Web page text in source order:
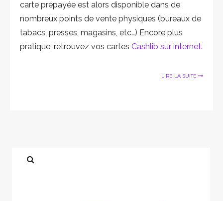
carte prépayée est alors disponible dans de
nombreux points de vente physiques (bureaux de
tabacs, presses, magasins, etc…) Encore plus
pratique, retrouvez vos cartes Cashlib sur internet.
LIRE LA SUITE